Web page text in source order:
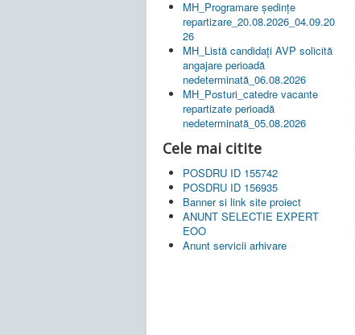
MH_Programare ședințe
repartizare_20.08.2026_04.09.20
26
MH_Listă candidați AVP solicită
angajare perioadă
nedeterminată_06.08.2026
MH_Posturi_catedre vacante
repartizate perioadă
nedeterminată_05.08.2026
Cele mai citite
POSDRU ID 155742
POSDRU ID 156935
Banner si link site proiect
ANUNT SELECTIE EXPERT
EOO
Anunt servicii arhivare